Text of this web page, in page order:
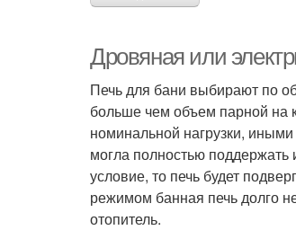
Дровяная или
Печь для бани выбирают по
больше чем объем парной на
номинальной нагрузки,
могла полностью
условие, то печь будет
режимом банная печь долго
отопитель.